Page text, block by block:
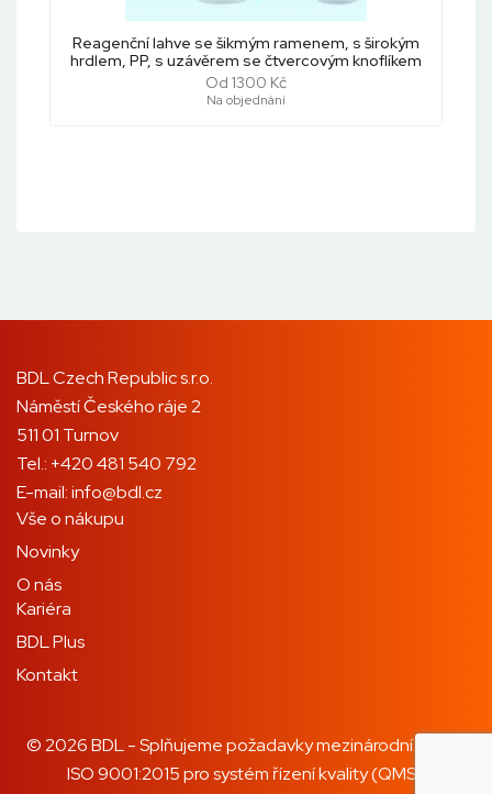
Reagenční lahve se šikmým ramenem, s širokým
hrdlem, PP, s uzávěrem se čtvercovým knoflíkem
Od 1300 Kč
Na objednání
BDL Czech Republic s.r.o.
Náměstí Českého ráje 2
511 01 Turnov
Tel.: +420 481 540 792
E-mail:info@bdl.cz
Vše o nákupu
Novinky
O nás
Kariéra
BDL Plus
Kontakt
© 2026 BDL - Splňujeme požadavky mezinárodní normy
ISO 9001:2015 pro systém řízení kvality (QMS).